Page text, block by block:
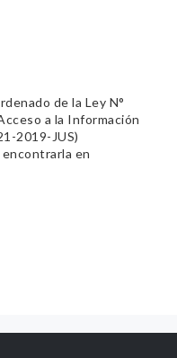
de la Ley N°
a la Información
2019-JUS)
en